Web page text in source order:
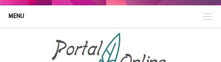
MENU